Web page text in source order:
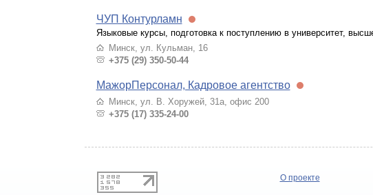
ЧУП Контурламн
Языковые курсы, подготовка к поступлению в университет,
Минск, ул. Кульман, 16
+375 (29) 350-50-44
МажорПерсонал, Кадровое агентство
Минск, ул. В. Хоружей, 31а, офис 200
+375 (17) 335-24-00
О проекте